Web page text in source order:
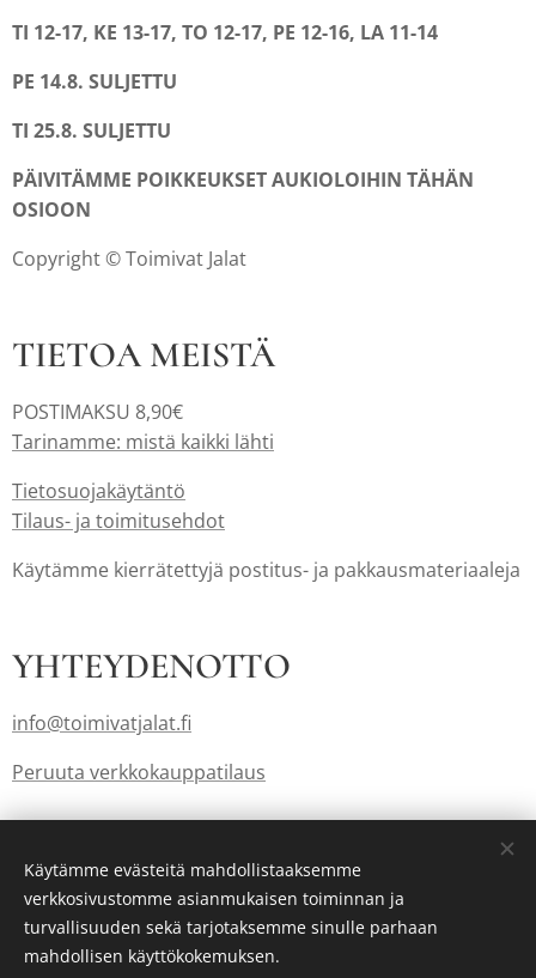
TI 12-17, KE 13-17, TO 12-17, PE 12-16, LA 11-14
PE 14.8. SULJETTU
TI 25.8. SULJETTU
PÄIVITÄMME POIKKEUKSET AUKIOLOIHIN TÄHÄN
OSIOON
Copyright © Toimivat Jalat
TIETOA MEISTÄ
POSTIMAKSU 8,90€
Tarinamme: mistä kaikki lähti
Tietosuojakäytäntö
Tilaus- ja toimitusehdot
Käytämme kierrätettyjä postitus- ja pakkausmateriaaleja
YHTEYDENOTTO
info@toimivatjalat.fi
Peruuta verkkokauppatilaus
LuotuWebnodella Evästeet
Käytämme evästeitä mahdollistaaksemme
verkkosivustomme asianmukaisen toiminnan ja
turvallisuuden sekä tarjotaksemme sinulle parhaan
mahdollisen käyttökokemuksen.